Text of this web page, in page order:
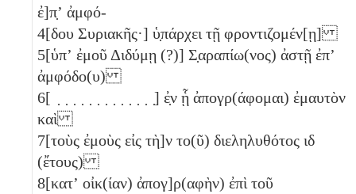
ἐ]π̣ʼ ἀμφό-
4[δου Συριακῆς·] ὑ̣πάρχει τῇ φροντιζομέν[ῃ]
5[ὑπʼ ἐμοῦ Διδύμῃ (?)] Σ̣αραπίω(νος) ἀστῇ ἐπʼ
ἀμφόδο(υ)
6[ ̣ ̣ ̣ ̣ ̣ ̣ ̣ ̣ ̣ ̣ ̣ ̣ ̣] ἐ̣ν ᾗ ἀπογρ(άφομαι) ἐμαυτὸν
καὶ
7[τοὺς ἐμοὺς εἰς τὴ]ν το(ῦ) διεληλυθότος ιδ
(ἔτους)
8[κατʼ οἰκ(ίαν) ἀπογ]ρ(αφὴν) ἐπὶ τοῦ